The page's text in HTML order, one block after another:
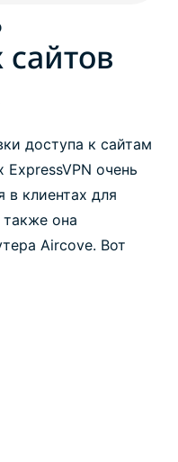
доступа к сайтам
очень
в клиентах для
она
Aircove. Вот